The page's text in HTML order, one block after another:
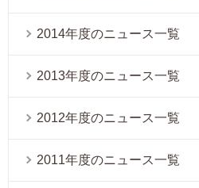
2014年度のニュース一覧
2013年度のニュース一覧
2012年度のニュース一覧
2011年度のニュース一覧